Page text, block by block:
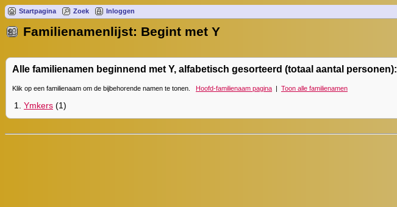
Startpagina Zoek Inloggen
Familienamenlijst: Begint met Y
Alle familienamen beginnend met Y, alfabetisch gesorteerd (totaal aantal personen):
Klik op een familienaam om de bijbehorende namen te tonen. Hoofd-familienaam pagina | Toon alle familienamen
1. Ymkers (1)